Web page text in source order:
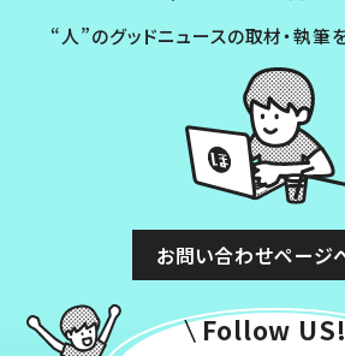
“人”のグッドニュースの取材・執筆
お問い合わせページ
Follow